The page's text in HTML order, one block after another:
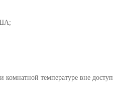
комнатной температуре вне